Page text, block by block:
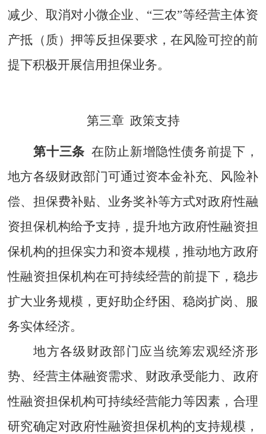
减少、取消对小微企业、 “三农”等经营主体资
产抵（质）押等反担保要求，在风险可控的前
提下积极开展信用担保业务。
第三章 政策支持
第十三条 在防止新增隐性债务前提下，
地方各级财政部门可通过资本金补充、风险补
偿、担保费补贴、业务奖补等方式对政府性融
资担保机构给予支持，提升地方政府性融资担
保机构的担保实力和资本规模，推动地方政府
性融资担保机构在可持续经营的前提下，稳步
扩大业务规模，更好助企纾困、稳岗扩岗、
服
务实体经济。
地方各级财政部门应当统筹宏观经济形
势、经营主体融资需求、财政承受能力、政府
性融资担保机构可持续经营能力等因素， 合理
研究确定对政府性融资担保机构的支持规模，